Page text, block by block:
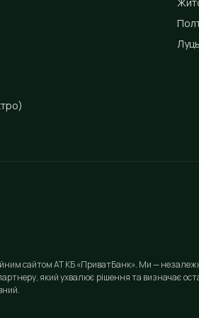
сайтом АТ КБ «ПриватБанк». Ми —
який ухвалює рішення та визначає